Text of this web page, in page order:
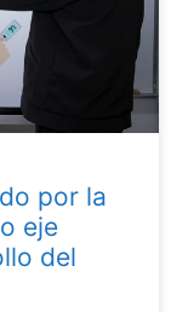
por la
eje
del